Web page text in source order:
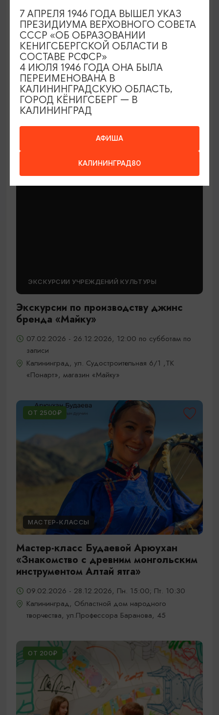
МАСТЕР-КЛАССЫ
Мастер-классы по керамике Елены
Бодяковой
Калининград, ул. Баранова, 45
ЭКСКУРСИИ УЧРЕЖДЕНИЙ КУЛЬТУРЫ
Экскурсии по производству джинс
бренда «Майку»
07.02.2026 - 26.12.2026, 12:00 по субботам по
записи
Калининград, ул. Судостроительная 6/1 ,ТК
«Понарт», магазин «Майку»
ОТ 2500₽
МАСТЕР-КЛАССЫ
Мастер-класс Будаевой Арюухан
«Знакомство с древним монгольским
инструментом Алтай ятга»
09.02.2026 - 28.12.2026, Пн. 15:00; Пт. 10:30
Калининград, Областной дом народного
творчества, ул.Профессора Баранова, 45
ОТ 200₽
АФИША
КАЛИНИНГРАД80
7 АПРЕЛЯ 1946 ГОДА ВЫШЕЛ УКАЗ
ПРЕЗИДИУМА ВЕРХОВНОГО СОВЕТА
СССР «ОБ ОБРАЗОВАНИИ
КЕНИГСБЕРГСКОЙ ОБЛАСТИ В
СОСТАВЕ РСФСР»
4 ИЮЛЯ 1946 ГОДА ОНА БЫЛА
ПЕРЕИМЕНОВАНА В
КАЛИНИНГРАДСКУЮ ОБЛАСТЬ,
ГОРОД КЁНИГСБЕРГ — В
КАЛИНИНГРАД